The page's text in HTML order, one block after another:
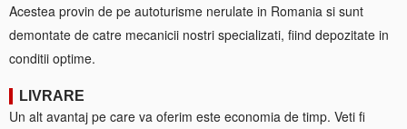
Acestea provin de pe autoturisme nerulate in Romania si sunt
demontate de catre mecanicii nostri specializati, fiind depozitate in
conditii optime.
LIVRARE
Un alt avantaj pe care va oferim este economia de timp. Veti fi